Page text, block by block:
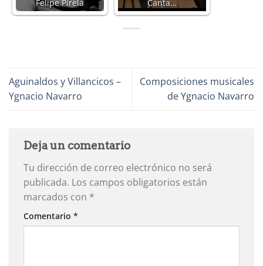
Felipe Pirela Canta…
Aguinaldos y Villancicos –
Ygnacio Navarro
Composiciones musicales
de Ygnacio Navarro
Deja un comentario
Tu dirección de correo electrónico no será
publicada. Los campos obligatorios están
marcados con *
Comentario *